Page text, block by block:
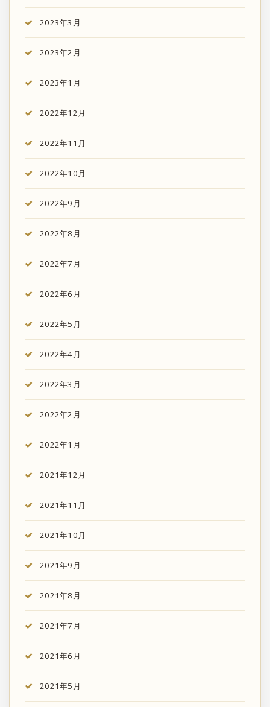
2023年3月
2023年2月
2023年1月
2022年12月
2022年11月
2022年10月
2022年9月
2022年8月
2022年7月
2022年6月
2022年5月
2022年4月
2022年3月
2022年2月
2022年1月
2021年12月
2021年11月
2021年10月
2021年9月
2021年8月
2021年7月
2021年6月
2021年5月